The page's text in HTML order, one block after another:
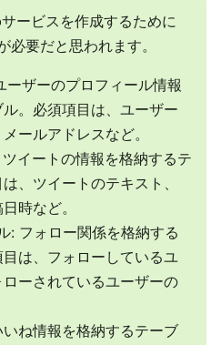
ービスを作成するために
必要だと思われます。
ーザーのプロフィール情報
。必須項目は、ユーザー
ールアドレスなど。
イートの情報を格納するテ
、ツイートのテキスト、
時など。
: フォロー関係を格納する
は、フォローしているユ
ーされているユーザーの
ね情報を格納するテーブ